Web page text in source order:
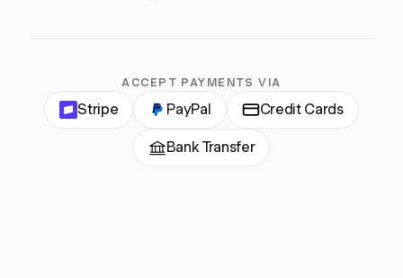
ACCEPT PAYMENTS VIA
Stripe PayPal Credit Cards
Bank Transfer